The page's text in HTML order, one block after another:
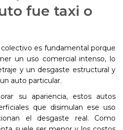
fue taxi o
es fundamental porque
un uso comercial intenso, lo
y un desgaste estructural y
auto particular.
su apariencia, estos autos
que disimulan ese uso
el desgaste real. Como